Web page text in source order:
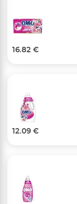
16.82 €
12.09 €